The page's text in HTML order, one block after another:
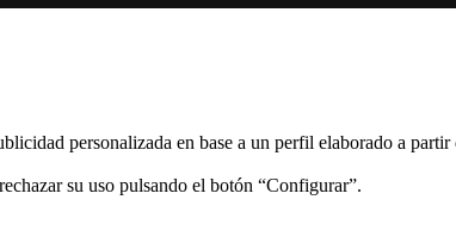
personalizada en base a un perfil elaborado a
su uso pulsando el botón “Configurar”.